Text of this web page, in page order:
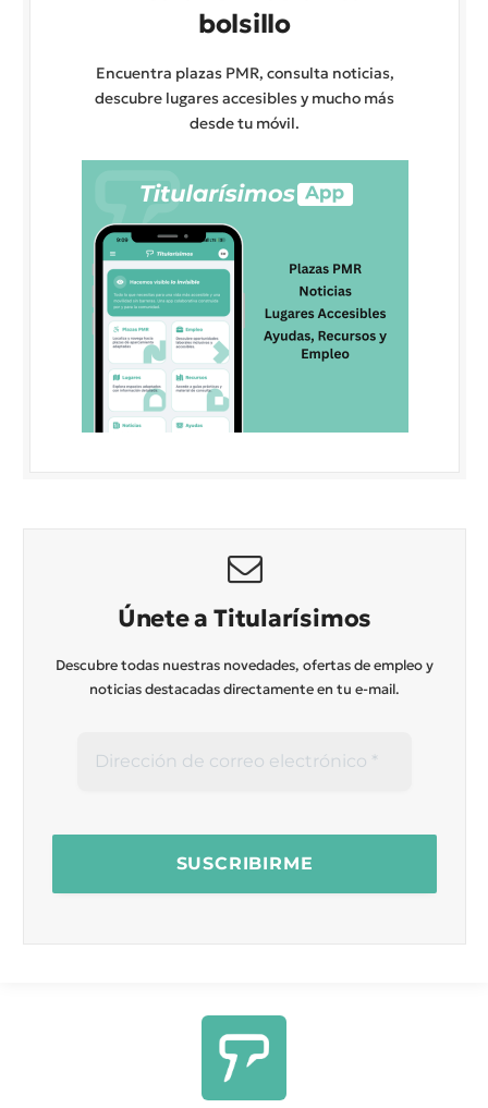
bolsillo
Encuentra plazas PMR, consulta noticias,
descubre lugares accesibles y mucho más
desde tu móvil.
Únete a Titularísimos
Descubre todas nuestras novedades, ofertas de empleo y
noticias destacadas directamente en tu e-mail.